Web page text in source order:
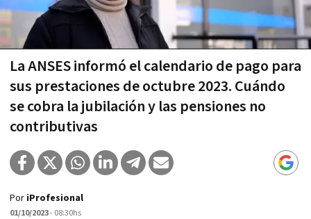
La ANSES informó el calendario de pago para
sus prestaciones de octubre 2023. Cuándo
se cobra la jubilación y las pensiones no
contributivas
Por iProfesional
01/10/2023- 08:30hs